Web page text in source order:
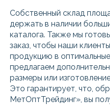
Собственный склад
держать в наличии
каталога. Также мы
заказ, чтобы наши
продукцию в
предлагаем
размеры или
Это гарантирует, что,
МетОптТрейдинг», вы